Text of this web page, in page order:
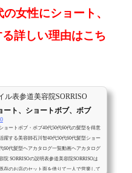
女性にショート、
詳しい理由はこち
ル表参道美容院SORRISO
ート、ショートボブ、ボブ
ョートボブ・ボブ40代50代60代の髪型を得意
躍する美容師石川智40代50代60代髪型ショー
60代髪型ヘアカタログ一覧動画ヘアカタログ
SORRISOの説明表参道美容院SORRISOは
存のお店のセット面を借りて一人で営業して